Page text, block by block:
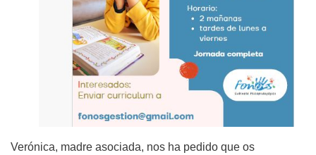
Verónica, madre asociada, nos ha pedido que os